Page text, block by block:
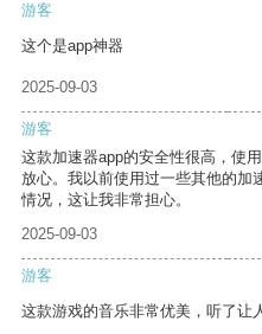
游客
这个是app神器
2025-09-03
游客
这款加速器app的安全性很高，使
放心。我以前使用过一些其他的加
情况，这让我非常担心。
2025-09-03
游客
这款游戏的音乐非常优美，听了让